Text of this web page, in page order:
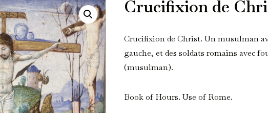
Crucifixion de
Crucifixion de Christ. Un musulman
gauche, et des soldats romains avec
(musulman).
Book of Hours. Use of Rome.